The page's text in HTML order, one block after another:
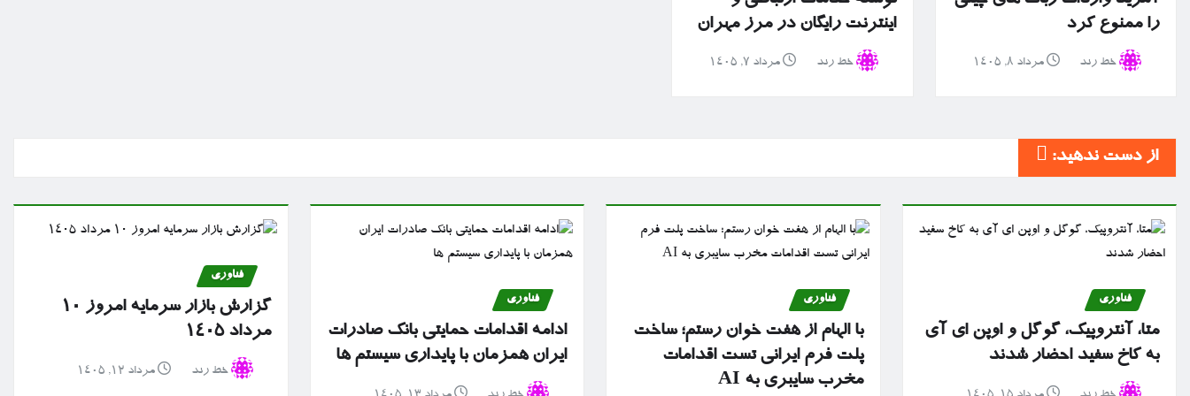
را ممنوع کرد
خط رند مرداد ۸, ۱۴۰۵
اینترنت رایگان در مرز مهران
خط رند مرداد ۷, ۱۴۰۵
از دست ندهید:
فناوری
متا، آنتروپیک، گوگل و اوپن ای آی
به کاخ سفید احضار شدند
فناوری
با الهام از هفت خوان رستم؛ ساخت
پلت فرم ایرانی تست اقدامات
مخرب سایبری به AI
فناوری
ادامه اقدامات حمایتی بانک صادرات
ایران همزمان با پایداری سیستم ها
فناوری
گزارش بازار سرمایه امروز ۱۰
مرداد ۱۴۰۵
خط رند مرداد ۱۲, ۱۴۰۵